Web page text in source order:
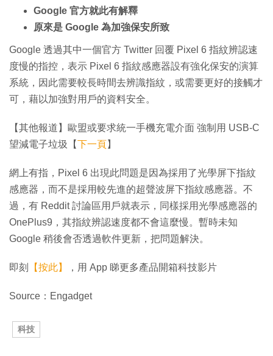
Google 官方就此有解釋
原來是 Google 為加強保安所致
Google 透過其中一個官方 Twitter 回覆 Pixel 6 指紋辨認速
度慢的指控，表示 Pixel 6 指紋感應器設有強化保安的演算
系統，因此需要較長時間去辨識指紋，或需要更好的接觸才
可，藉以加強對用戶的資料安全。
【其他報道】歐盟或要求統一手機充電介面 強制用 USB-C
望減電子垃圾【下一頁】
網上有指，Pixel 6 出現此問題是因為採用了光學屏下指紋
感應器，而不是採用較先進的超聲波屏下指紋感應器。不
過，有 Reddit 討論區用戶就表示，同樣採用光學感應器的
OnePlus9，其指紋辨認速度都不會這麼慢。暫時未知
Google 稍後會否透過軟件更新，把問題解決。
即刻 【按此】 ，用 App 睇更多產品開箱科技影片
Source：Engadget
科技